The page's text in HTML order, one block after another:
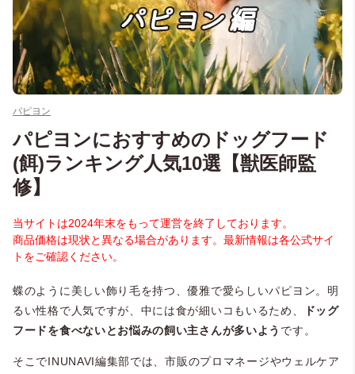
パピヨン
パピヨンにおすすめのドッグフード
(餌)ランキング人気10選【獣医師監
修】
当サイトは2024年末をもって運営を終了しております。
商品価格は現状と異なる場合があります。最新情報は各公式サイ
トをご確認ください。
蝶のように美しい飾り毛を持つ、優雅で愛らしいパピヨン。明
るい性格で人気ですが、中には食が細いコもいるため、
ドッグ
フードを食べないとお悩みの飼い主さんが多いよう です。
そこでINUNAVI編集部では、市販のプロマネージやウェルケア